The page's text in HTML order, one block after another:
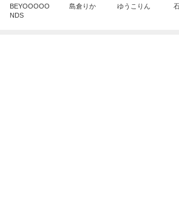
BEYOOOOO
NDS
島倉りか ゆうこりん